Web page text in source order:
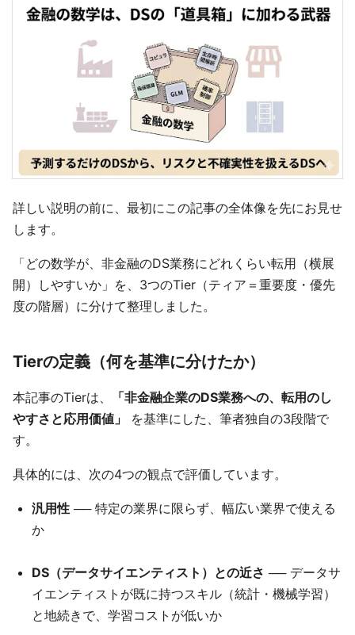
詳しい説明の前に、最初にこの記事の全体像を先にお見せ
します。
「どの数学が、非金融のDS業務にどれくらい転用（横展
開）しやすいか」を、3つのTier（ティア＝重要度・優先
度の階層）に分けて整理しました。
Tierの定義（何を基準に分けたか）
本記事のTierは、
「非金融企業のDS業務への、転用のし
やすさと応用価値」
を基準にした、筆者独自の3段階で
す。
具体的には、次の4つの観点で評価しています。
汎用性 ── 特定の業界に限らず、幅広い業界で使える
か
DS（データサイエンティスト）との近さ ── データサ
イエンティストが既に持つスキル（統計・機械学習）
と地続きで、学習コストが低いか